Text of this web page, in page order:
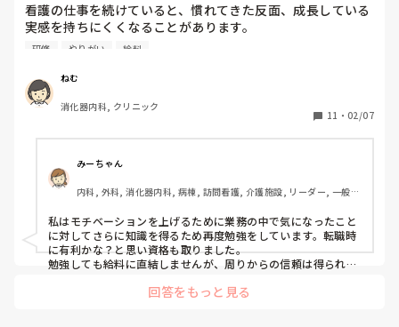
看護の仕事を続けていると、慣れてきた反面、成長している
実感を持ちにくくなることがあります。
日々同じような業務を繰り返す中で、モチベーションをどう
研修に参加して資格を取ってもお給料がアップするわけでも
なく、何のために頑張っているのか分からなくなってきまし
た。
に意識していることはありますか。
研修 やりがい 給料
ねむ
消化器内科, クリニック
11 ・ 02/07
みーちゃん
内科, 外科, 消化器内科, 病棟, 訪問看護, 介護施設, リーダー, 一般病
私はモチベーションを上げるために業務の中で気になったこと
に対してさらに知識を得るため再度勉強をしています。転職時
に有利かな？と思い資格も取りました。
勉強しても給料に直結しませんが、周りからの信頼は得られる
モチベーションを上げることを考えられるねむさんはとっても
回答をもっと見る